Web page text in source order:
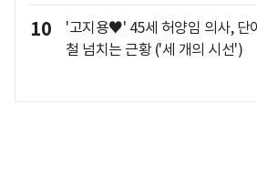
10
'고지용♥' 45세 허양임 의사, 단
철 넘치는 근황 ('세 개의 시선')